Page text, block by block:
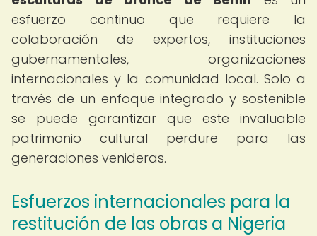
esfuerzo continuo que requiere la
colaboración de expertos, instituciones
gubernamentales, organizaciones
internacionales y la comunidad local. Solo a
través de un enfoque integrado y sostenible
se puede garantizar que este invaluable
patrimonio cultural perdure para las
generaciones venideras.
Esfuerzos internacionales para la
restitución de las obras a Nigeria